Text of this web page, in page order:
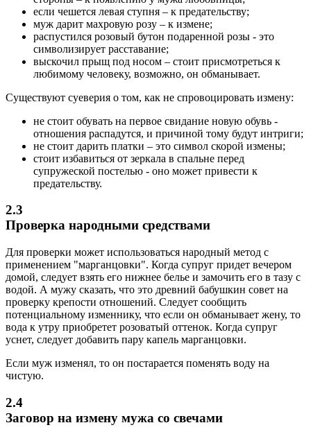
если чешется левая ступня – к предательству;
муж дарит махровую розу – к измене;
распустился розовый бутон подаренной розы - это
символизирует расставание;
выскочил прыщ под носом – стоит присмотреться к
любимому человеку, возможно, он обманывает.
Существуют суеверия о том, как не спровоцировать измену:
не стоит обувать на первое свидание новую обувь -
отношения распадутся, и причиной тому будут интриги;
не стоит дарить платки – это символ скорой измены;
стоит избавиться от зеркала в спальне перед
супружеской постелью - оно может привести к
предательству.
2.3
Проверка народными средствами
Для проверки может использоваться народный метод с
применением "марганцовки". Когда супруг придет вечером
домой, следует взять его нижнее белье и замочить его в тазу с
водой. А мужу сказать, что это древний бабушкин совет на
проверку крепости отношений. Следует сообщить
потенциальному изменнику, что если он обманывает жену, то
вода к утру приобретет розоватый оттенок. Когда супруг
уснет, следует добавить пару капель марганцовки.
Если муж изменял, то он постарается поменять воду на
чистую.
2.4
Заговор на измену мужа со свечами